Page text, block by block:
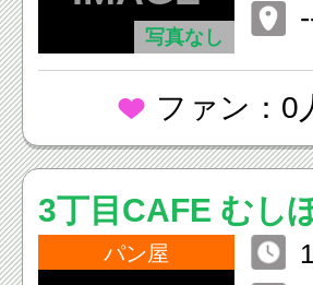
写真なし
ファン：0
3丁目CAFE むし
パン屋